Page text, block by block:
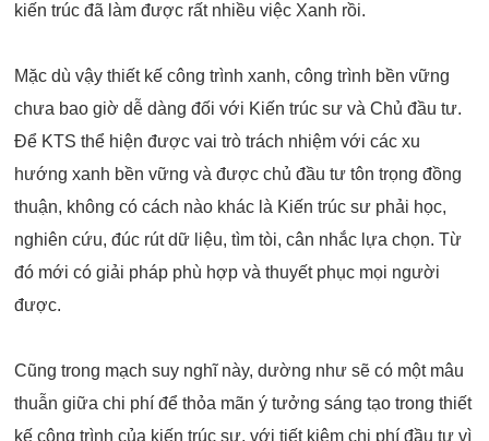
kiến trúc đã làm được rất nhiều việc Xanh rồi.
Mặc dù vậy thiết kế công trình xanh, công trình bền vững
chưa bao giờ dễ dàng đối với Kiến trúc sư và Chủ đầu tư.
Để KTS thể hiện được vai trò trách nhiệm với các xu
hướng xanh bền vững và được chủ đầu tư tôn trọng đồng
thuận, không có cách nào khác là Kiến trúc sư phải học,
nghiên cứu, đúc rút dữ liệu, tìm tòi, cân nhắc lựa chọn. Từ
đó mới có giải pháp phù hợp và thuyết phục mọi người
được.
Cũng trong mạch suy nghĩ này, dường như sẽ có một mâu
thuẫn giữa chi phí để thỏa mãn ý tưởng sáng tạo trong thiết
kế công trình của kiến trúc sư, với tiết kiệm chi phí đầu tư vì